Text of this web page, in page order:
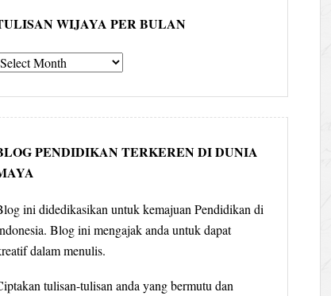
WIJAYA PER BULAN
PENDIDIKAN TERKEREN DI DUNIA
ini didedikasikan untuk kemajuan Pendidikan di
Blog ini mengajak anda untuk dapat
dalam menulis.
tulisan-tulisan anda yang bermutu dan